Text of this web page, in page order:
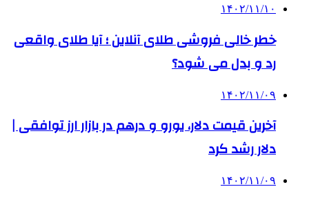
۱۴۰۲/۱۱/۱۰
خطر خالی فروشی طلای آنلاین ؛ آیا طلای واقعی
رد و بدل می شود؟
۱۴۰۲/۱۱/۰۹
آخرین قیمت دلار، یورو و درهم در بازار ارز توافقی |
دلار رشد کرد
۱۴۰۲/۱۱/۰۹